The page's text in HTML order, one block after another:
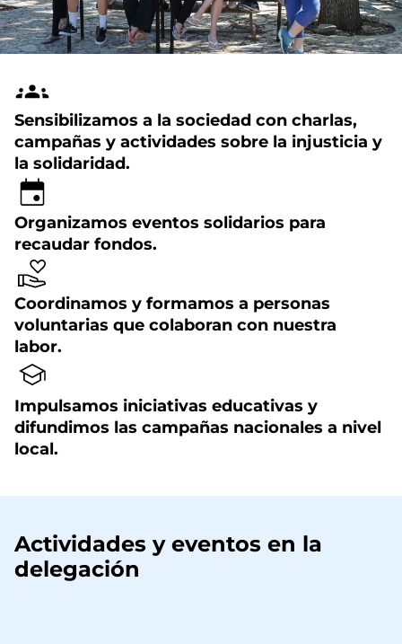
Sensibilizamos a la sociedad con charlas,
campañas y actividades sobre la injusticia y
la solidaridad.
Organizamos eventos solidarios para
recaudar fondos.
Coordinamos y formamos a personas
voluntarias que colaboran con nuestra
labor.
Impulsamos iniciativas educativas y
difundimos las campañas nacionales a nivel
local.
Actividades y eventos en la
delegación